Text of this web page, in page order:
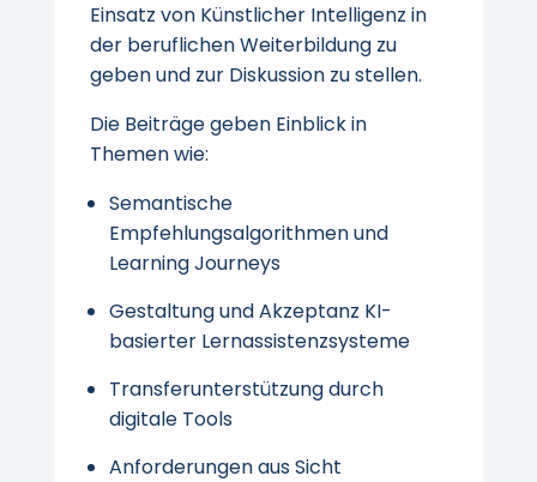
Einsatz von Künstlicher Intelligenz in
der beruflichen Weiterbildung zu
geben und zur Diskussion zu stellen.
Die Beiträge geben Einblick in
Themen wie:
Semantische
Empfehlungsalgorithmen und
Learning Journeys
Gestaltung und Akzeptanz KI-
basierter Lernassistenzsysteme
Transferunterstützung durch
digitale Tools
Anforderungen aus Sicht